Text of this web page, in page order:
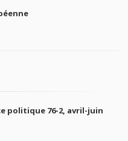
politique 76-2, avril-juin